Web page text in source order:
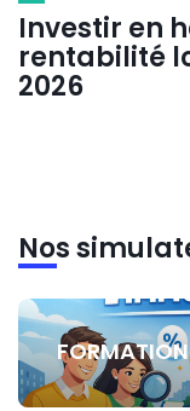
Investir en
rentabilité
2026
Nos